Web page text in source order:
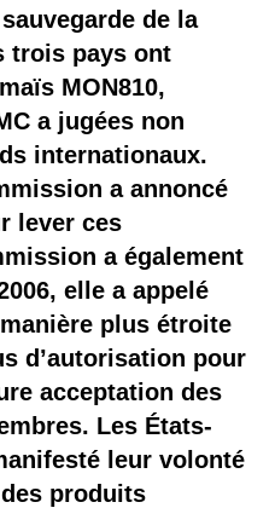
de la
trois pays ont
MON810,
a jugées non
internationaux.
a annoncé
lever ces
a également
elle a appelé
manière plus étroite
d’autorisation pour
acceptation des
Les États-
leur volonté
produits